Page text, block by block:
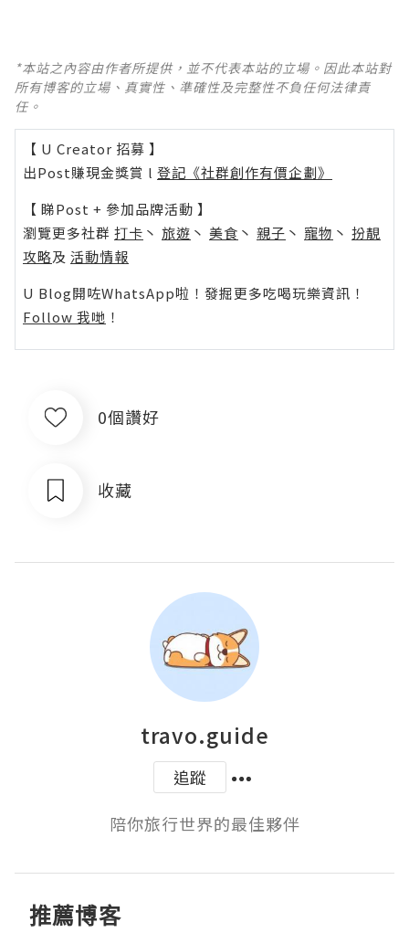
*本站之內容由作者所提供，並不代表本站的立場。因此本站對
所有博客的立場、真實性、準確性及完整性不負任何法律責
任。
【 U Creator 招募 】
出Post賺現金獎賞 l 登記《社群創作有價企劃》
【 睇Post + 參加品牌活動 】
瀏覽更多社群 打卡 丶 旅遊 丶 美食 丶 親子 丶 寵物 丶 扮靚
攻略及 活動情報
U Blog開咗WhatsApp啦！發掘更多吃喝玩樂資訊！
Follow 我哋 ！
0個讚好
收藏
travo.guide
追蹤
陪你旅行世界的最佳夥伴
推薦博客